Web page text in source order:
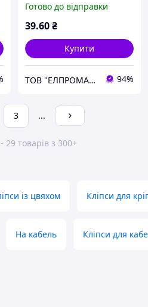
кабелю. Кабельна кліпса
кругла
Готово до відправки
39.60₴
Купити
ТОВ "ЕЛПРОМАКС" 94%
3 ...
29 товарів з 300+
із цвяхом Кліпси для
На кабель Кліпси для